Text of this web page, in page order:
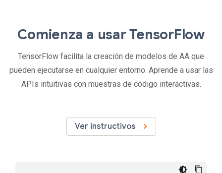
Comienza a usar TensorFlow
TensorFlow facilita la creación de modelos de AA que
pueden ejecutarse en cualquier entorno. Aprende a usar las
APIs intuitivas con muestras de código interactivas.
Ver instructivos